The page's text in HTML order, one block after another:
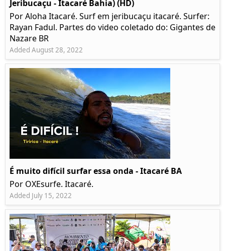
Jeribucaçu - Itacaré Bahia) (HD)
Por Aloha Itacaré. Surf em jeribucaçu itacaré. Surfer:
Rayan Fadul. Partes do video coletado do: Gigantes de
Nazare BR
Added August 28, 2022
É muito difícil surfar essa onda - Itacaré BA
Por OXEsurfe. Itacaré.
Added July 15, 2022